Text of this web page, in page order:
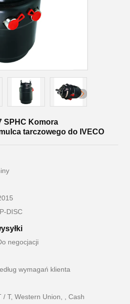
SPHC Komora
tarczowego do IVECO
DISC
negocjacji
wymagań klienta
/ T, Western Union, , Cash